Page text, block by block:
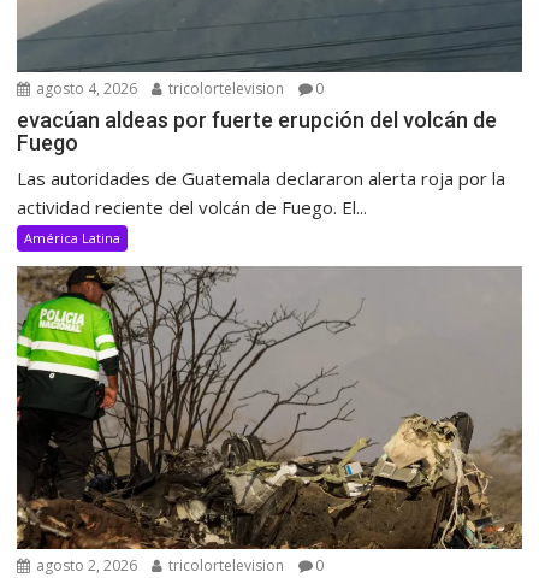
agosto 4, 2026 tricolortelevision 0
evacúan aldeas por fuerte erupción del volcán de
Fuego
Las autoridades de Guatemala declararon alerta roja por la
actividad reciente del volcán de Fuego. El...
América Latina
agosto 2, 2026 tricolortelevision 0